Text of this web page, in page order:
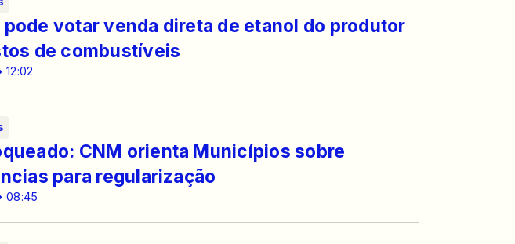
12:02
pode votar venda direta de etanol do produtor
de combustíveis
08:45
CNM orienta Municípios sobre
para regularização